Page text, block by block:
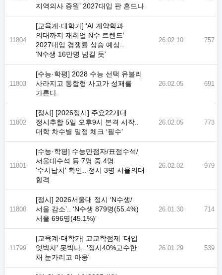
지역의사 증원’ 2027대입 판 흔드나
11804
[교육계·대학가] ‘AI 계약학과
의대까지 재취업 N수 트렌드’
2027대입 경쟁률 상승 예상..
‘N수생 16만명 넘길 듯’
26.02.10 757
11803
[수능·학평] 2028 수능 선택 유불리
사라지고 통합형 사고가 성패를
가른다.
26.02.05 691
11802
[정시] [2026정시] 주요22개대
정시추합 5일 오후9시 본격 시작..
대학 차수별 일정 체크 ‘필수’
26.02.05 773
11801
[수능·학평] 수능만점자/표점수석/
서울대수석 등 7명 중 4명
'수시납치' 확인.. 정시 3명 서울의대
합격
26.02.02 979
11800
[정시] 2026서울대 정시 ‘N수생/
서울 감소’.. ‘N수생 879명(55.4%)
서울 696명(45.1%)’
26.01.30 714
11799
[교육계·대학가] 고교학점제 '대입
엇박자' 못박나.. ‘정시40%고수한
채 눈가리고 아웅'
26.01.29 539